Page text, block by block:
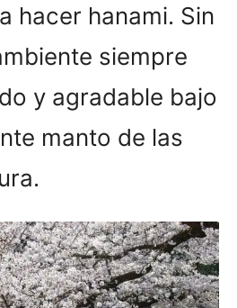
hacer hanami. Sin
siempre
y agradable bajo
manto de las